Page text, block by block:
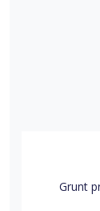
Grunt